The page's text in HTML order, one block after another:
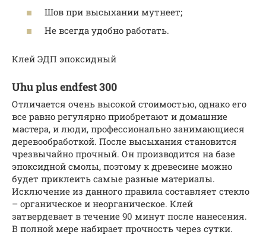
Шов при высыхании мутнеет;
Не всегда удобно работать.
Клей ЭДП эпоксидный
Uhu plus endfest 300
Отличается очень высокой стоимостью, однако его
все равно регулярно приобретают и домашние
мастера, и люди, профессионально занимающиеся
деревообработкой. После высыхания становится
чрезвычайно прочный. Он производится на базе
эпоксидной смолы, поэтому к древесине можно
будет приклеить самые разные материалы.
Исключение из данного правила составляет стекло
– органическое и неорганическое. Клей
затвердевает в течение 90 минут после нанесения.
В полной мере набирает прочность через сутки.